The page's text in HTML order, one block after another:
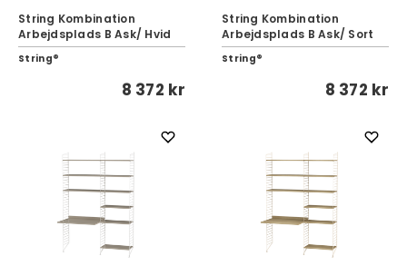
String Kombination
Arbejdsplads B Ask/ Hvid
String®
8 372 kr
String Kombination
Arbejdsplads B Ask/ Sort
String®
8 372 kr